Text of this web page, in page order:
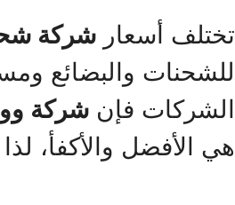
تختلف أسعار شركة
للشحنات والبضائع
الشركات فإن شركة
هي الأفضل والأكفأ،